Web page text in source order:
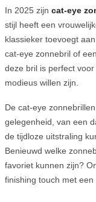
In 2025 zijn cat-eye
stijl heeft een
klassieker toevoegt
cat-eye zonnebril of
deze bril is perfect
modieus willen zijn.
De cat-eye
gelegenheid, van een
de tijdloze uitstraling
Benieuwd welke
favoriet kunnen zijn?
finishing touch met een